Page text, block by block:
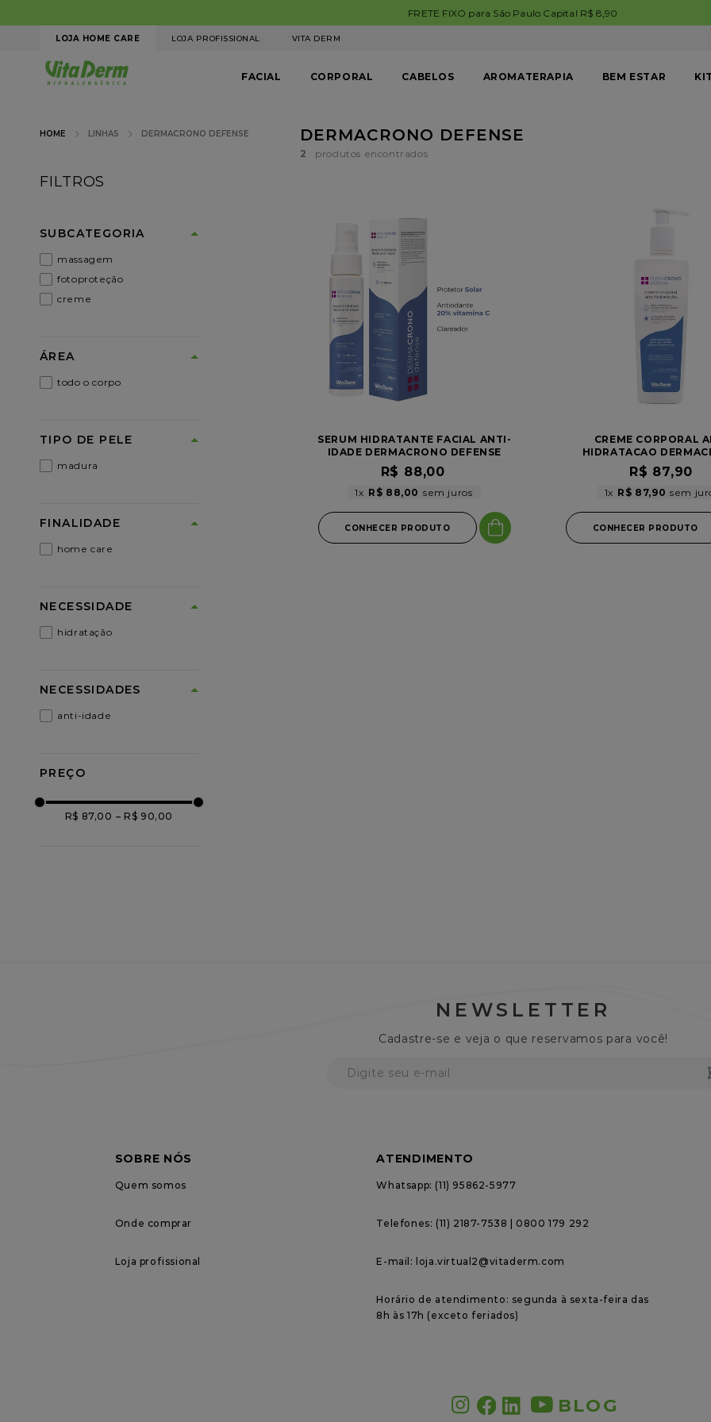
FRETE GRÁTIS BRASIL em compras acima de R$199,99. Aproveite!
LOJA HOME CARE LOJA PROFISSIONAL VITA DERM
FACIAL CORPORAL CABELOS AROMATERAPIA BEM ESTAR
LINHAS DERMACRONO DEFENSE
FILTROS
SUBCATEGORIA
massagem
fotoproteção
creme
ÁREA
todo o corpo
TIPO DE PELE
madura
FINALIDADE
home care
NECESSIDADE
hidratação
NECESSIDADES
anti-idade
R$ 87,00 – R$ 90,00
DERMACRONO DEFENSE
2
SERUM HIDRATANTE FACIAL ANTI-
IDADE DERMACRONO DEFENSE
FPS30/UVA10 VITA DERM
R$ 88,00
1 R$ 88,00
CONHECER PRODUTO
CREME CORPORAL
HIDRATACAO
DEFENSE 200G
R$ 87,90
1 R$ 87,90
CONHECER PRODUTO
NEWSLETTER
Cadastre-se e veja o que reservamos para você!
SOBRE NÓS
Quem somos
Onde comprar
Loja profissional
ATENDIMENTO
Whatsapp: (11) 95862-5977
Telefones: (11) 2187-7538 | 0800 179 292
E-mail: loja.virtual2@vitaderm.com
Horário de atendimento: segunda à sexta-feira das
8h às 17h (exceto feriados)
BLOG